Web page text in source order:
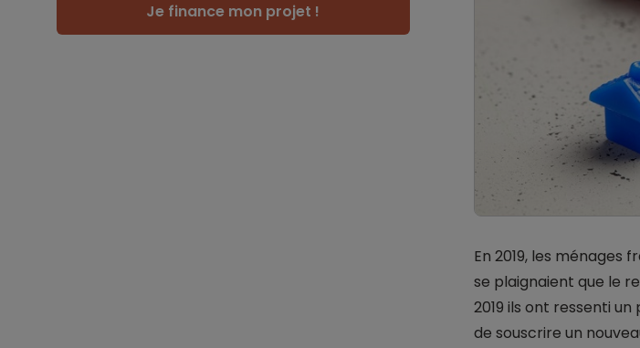
Je finance mon projet !
En 2019, les ménages
se plaignaient que le
2019 ils ont ressenti
de souscrire un